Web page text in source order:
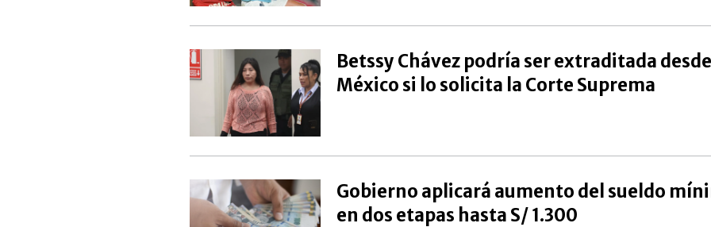
Betssy Chávez podría ser extraditada desde
México si lo solicita la Corte Suprema
Gobierno aplicará aumento del sueldo
en dos etapas hasta S/ 1.300